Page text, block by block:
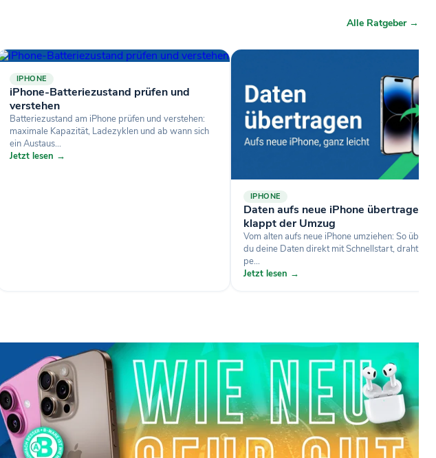
Alle Ratgeber →
IPHONE
iPhone-Batteriezustand prüfen und
verstehen
Batteriezustand am iPhone prüfen und verstehen:
maximale Kapazität, Ladezyklen und ab wann sich
ein Austaus...
Jetzt lesen →
IPHONE
Daten aufs neue iPhone übertragen:
klappt der Umzug
Vom alten aufs neue iPhone umziehen: So
du deine Daten direkt mit Schnellstart, drahtlos
pe...
Jetzt lesen →